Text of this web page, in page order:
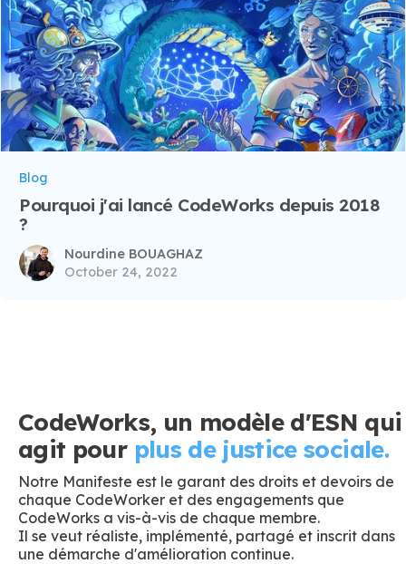
Blog
Pourquoi j'ai lancé CodeWorks depuis 2018
?
Nourdine BOUAGHAZ
October 24, 2022
CodeWorks, un modèle d'ESN qui
agit pour plus de justice sociale.
Notre Manifeste est le garant des droits et devoirs de
chaque CodeWorker et des engagements que
CodeWorks a vis-à-vis de chaque membre.
Il se veut réaliste, implémenté, partagé et inscrit dans
une démarche d'amélioration continue.